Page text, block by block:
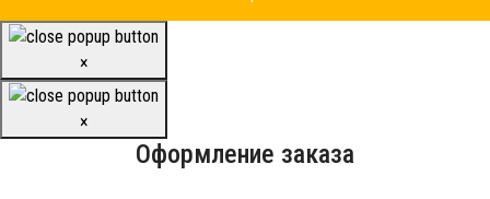
×
×
Оформление заказа